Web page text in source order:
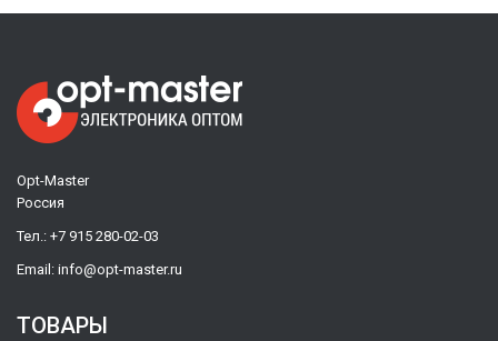
Opt-Master
Россия
Тел.: +7 915 280-02-03
Email: info@opt-master.ru
ТОВАРЫ